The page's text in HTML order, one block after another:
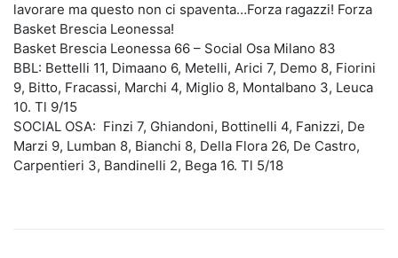
lavorare ma questo non ci spaventa…Forza ragazzi! Forza
Basket Brescia Leonessa!
Basket Brescia Leonessa 66 – Social Osa Milano 83
BBL: Bettelli 11, Dimaano 6, Metelli, Arici 7, Demo 8, Fiorini
9, Bitto, Fracassi, Marchi 4, Miglio 8, Montalbano 3, Leuca
10. Tl 9/15
SOCIAL OSA: Finzi 7, Ghiandoni, Bottinelli 4, Fanizzi, De
Marzi 9, Lumban 8, Bianchi 8, Della Flora 26, De Castro,
Carpentieri 3, Bandinelli 2, Bega 16. Tl 5/18